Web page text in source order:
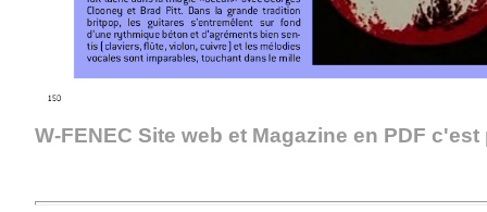
W-FENEC Site web et Magazine en PDF c'est